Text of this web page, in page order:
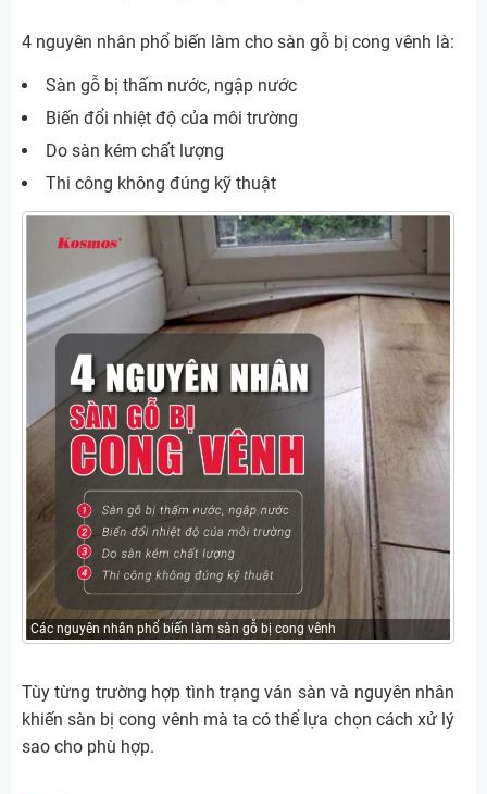
4 nguyên nhân phổ biến làm cho sàn gỗ bị cong vênh là:
Sàn gỗ bị thấm nước, ngập nước
Biến đổi nhiệt độ của môi trường
Do sàn kém chất lượng
Thi công không đúng kỹ thuật
Các nguyên nhân phổ biến làm sàn gỗ bị cong vênh
Tùy từng trường hợp tình trạng ván sàn và nguyên nhân
khiến sàn bị cong vênh mà ta có thể lựa chọn cách xử lý
sao cho phù hợp.